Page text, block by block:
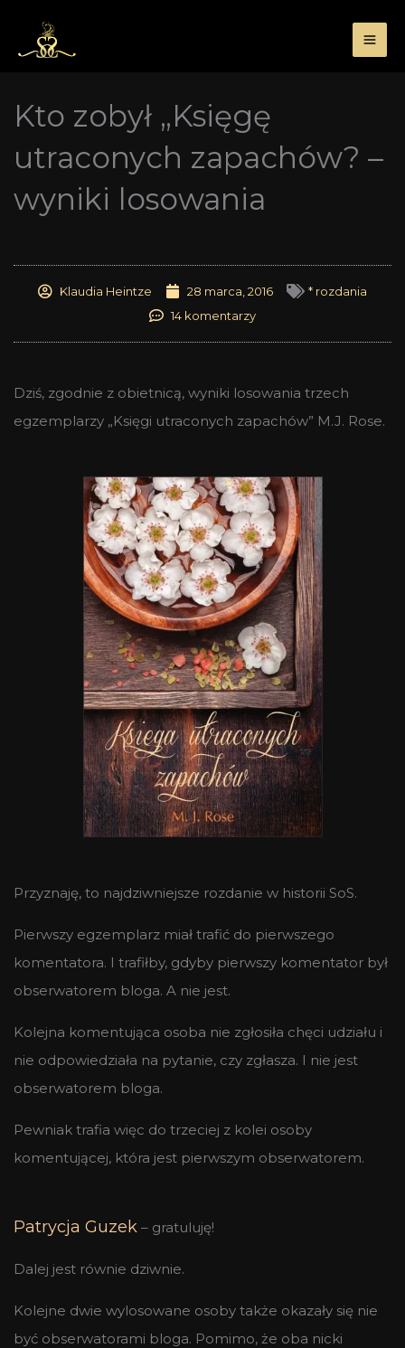
treści
Kto zobył „Księgę
utraconych zapachów? –
wyniki losowania
Klaudia Heintze 28 marca, 2016
* rozdania
14 komentarzy
Dziś, zgodnie z obietnicą, wyniki losowania trzech
egzemplarzy „Księgi utraconych zapachów” M.J. Rose.
Przyznaję, to najdziwniejsze rozdanie w historii SoS.
Pierwszy egzemplarz miał trafić do pierwszego
komentatora. I trafiłby, gdyby pierwszy komentator był
obserwatorem bloga. A nie jest.
Kolejna komentująca osoba nie zgłosiła chęci udziału i
nie odpowiedziała na pytanie, czy zgłasza. I nie jest
obserwatorem bloga.
Pewniak trafia więc do trzeciej z kolei osoby
komentującej, która jest pierwszym obserwatorem.
Patrycja Guzek – gratuluję!
Dalej jest równie dziwnie.
Kolejne dwie wylosowane osoby także okazały się nie
być obserwatorami bloga. Pomimo, że oba nicki